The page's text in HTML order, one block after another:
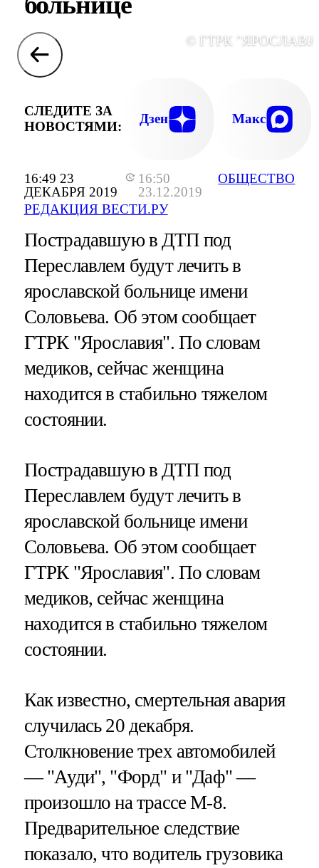
16:49 23
ДЕКАБРЯ 2019
16:50
23.12.2019
РЕДАКЦИЯ ВЕСТИ.РУ
ОБЩЕСТВО
© ГТРК
СЛЕДИТЕ ЗА
НОВОСТЯМИ:
Дзен Макс
Пострадавшую в ДТП под
Переславлем будут лечить в
ярославской больнице имени
Соловьева. Об этом сообщает
ГТРК "Ярославия". По словам
медиков, сейчас женщина
находится в стабильно тяжелом
состоянии.
Пострадавшую в ДТП под
Переславлем будут лечить в
ярославской больнице имени
Соловьева. Об этом сообщает
ГТРК "Ярославия". По словам
медиков, сейчас женщина
находится в стабильно тяжелом
состоянии.
Как известно, смертельная авария
случилась 20 декабря.
Столкновение трех автомобилей
— "Ауди", "Форд" и "Даф" —
произошло на трассе М-8.
Предварительное следствие
показало, что водитель грузовика